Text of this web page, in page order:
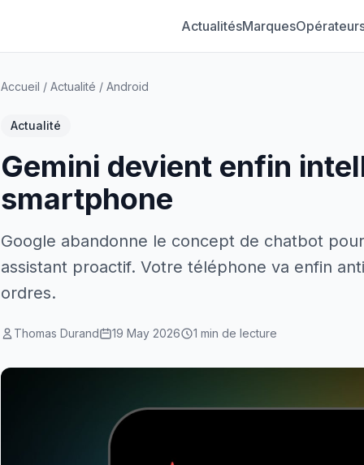
ActualitésMarques
Accueil / Actualité / Android
Actualité
Gemini devient enfin
smartphone
Google abandonne le concept de chatbot
assistant proactif. Votre téléphone va enfin
ordres.
Thomas Durand 19 May 2026 1 min de lecture